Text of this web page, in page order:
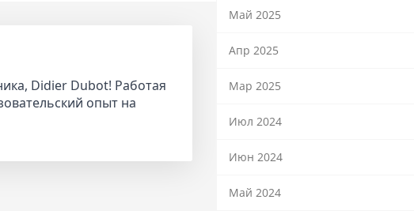
Didier Dubot! Работая
опыт на
Май 2025
Апр 2025
Мар 2025
Июл 2024
Июн 2024
Май 2024